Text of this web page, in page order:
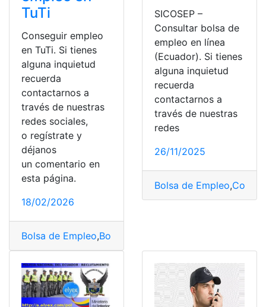
TuTi
Conseguir empleo
en TuTi. Si tienes
alguna inquietud
recuerda
contactarnos a
través de nuestras
redes sociales,
o regístrate y
déjanos
un comentario en
esta página.
18/02/2026
Bolsa de Empleo,Bolsa de Empleo Municipio de
SICOSEP –
Consultar bolsa de
empleo en línea
(Ecuador). Si tienes
alguna inquietud
recuerda
contactarnos a
través de nuestras
redes
26/11/2025
Bolsa de Empleo,